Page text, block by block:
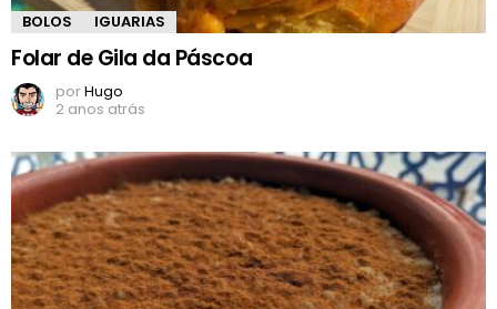
BOLOS IGUARIAS
Folar de Gila da Páscoa
porHugo
2 anos atrás